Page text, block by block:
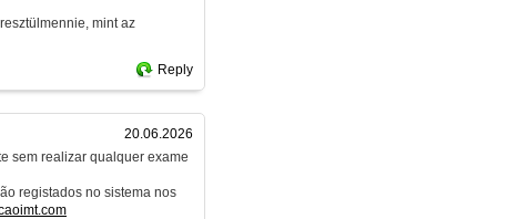
mint az
Reply
20.06.2026
sem realizar qualquer exame
registados no sistema nos